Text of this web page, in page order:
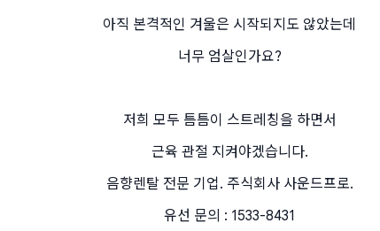
아직 본격적인 겨울은 시작되지도 않았는데
너무 엄살인가요?
저희 모두 틈틈이 스트레칭을 하면서
근육 관절 지켜야겠습니다.
음향렌탈 전문 기업. 주식회사 사운드프로.
유선 문의 : 1533-8431